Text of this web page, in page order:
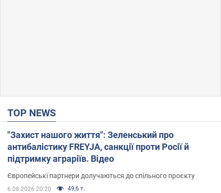
TOP NEWS
"Захист нашого життя": Зеленський про
антибалістику FREYJA, санкції проти Росії й
підтримку аграріїв. Відео
Європейські партнери долучаються до спільного проєкту
6.08.2026 20:20 49,6 т.